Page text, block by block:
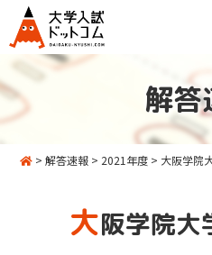
解答
>解答速報 > 2021年度 > 大阪学院
大阪学院大